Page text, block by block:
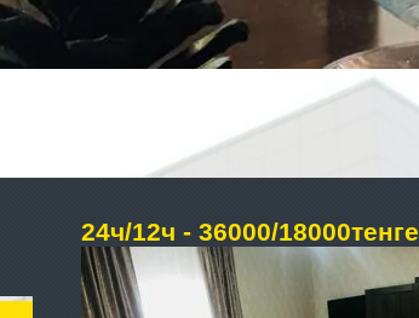
24ч/12ч - 36000/18000тенге